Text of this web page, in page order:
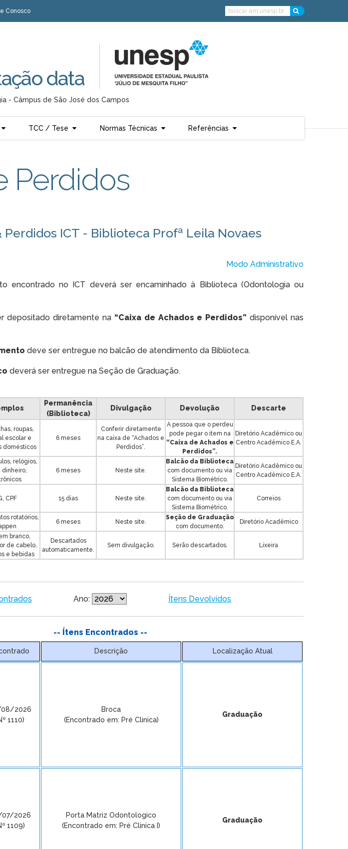
Conosco
data
- Câmpus de São José dos Campos
TCC / Tese Normas Técnicas Referências
Perdidos
Perdidos ICT - Biblioteca Profª Leila Novaes
Modo Administrativo
encontrado no ICT deverá ser encaminhado à Biblioteca (Odontologia ou
depositado diretamente na “Caixa de Achados e Perdidos” disponível nas
deve ser entregue no balcão de atendimento da Biblioteca.
deverá ser entregue na Seção de Graduação.
Permanência
(Biblioteca)
Divulgação Devolução Descarte
roupas,
escolar e
domésticos
6 meses
Conferir diretamente
na caixa de “Achados e
Perdidos”.
A pessoa que o perdeu
pode pegar o item na
“Caixa de Achados e
Perdidos”.
Diretório Acadêmico ou
Centro Acadêmico E.A.
relógios,
dinheiro,
6 meses Neste site.
Balcão da Biblioteca
com documento ou via
Sistema Biométrico.
Diretório Acadêmico ou
Centro Acadêmico E.A.
CPF 15 dias Neste site.
Balcão da Biblioteca
com documento ou via
Sistema Biométrico.
Correios
rotatórios,
6 meses Neste site.
Seção de Graduação
com documento.
Diretório Acadêmico
branco,
de cabelo,
e bebidas
Descartados
automaticamente.
Sem divulgação. Serão descartados. Lixeira
Ano: Ítens Devolvidos
-- Ítens Encontrados --
Descrição Localização Atual
2026
1110)
Broca
(Encontrado em: Pré Clinica)
Graduação
2026
1109)
Porta Matriz Odontologico
(Encontrado em: Pré Clinica I)
Graduação